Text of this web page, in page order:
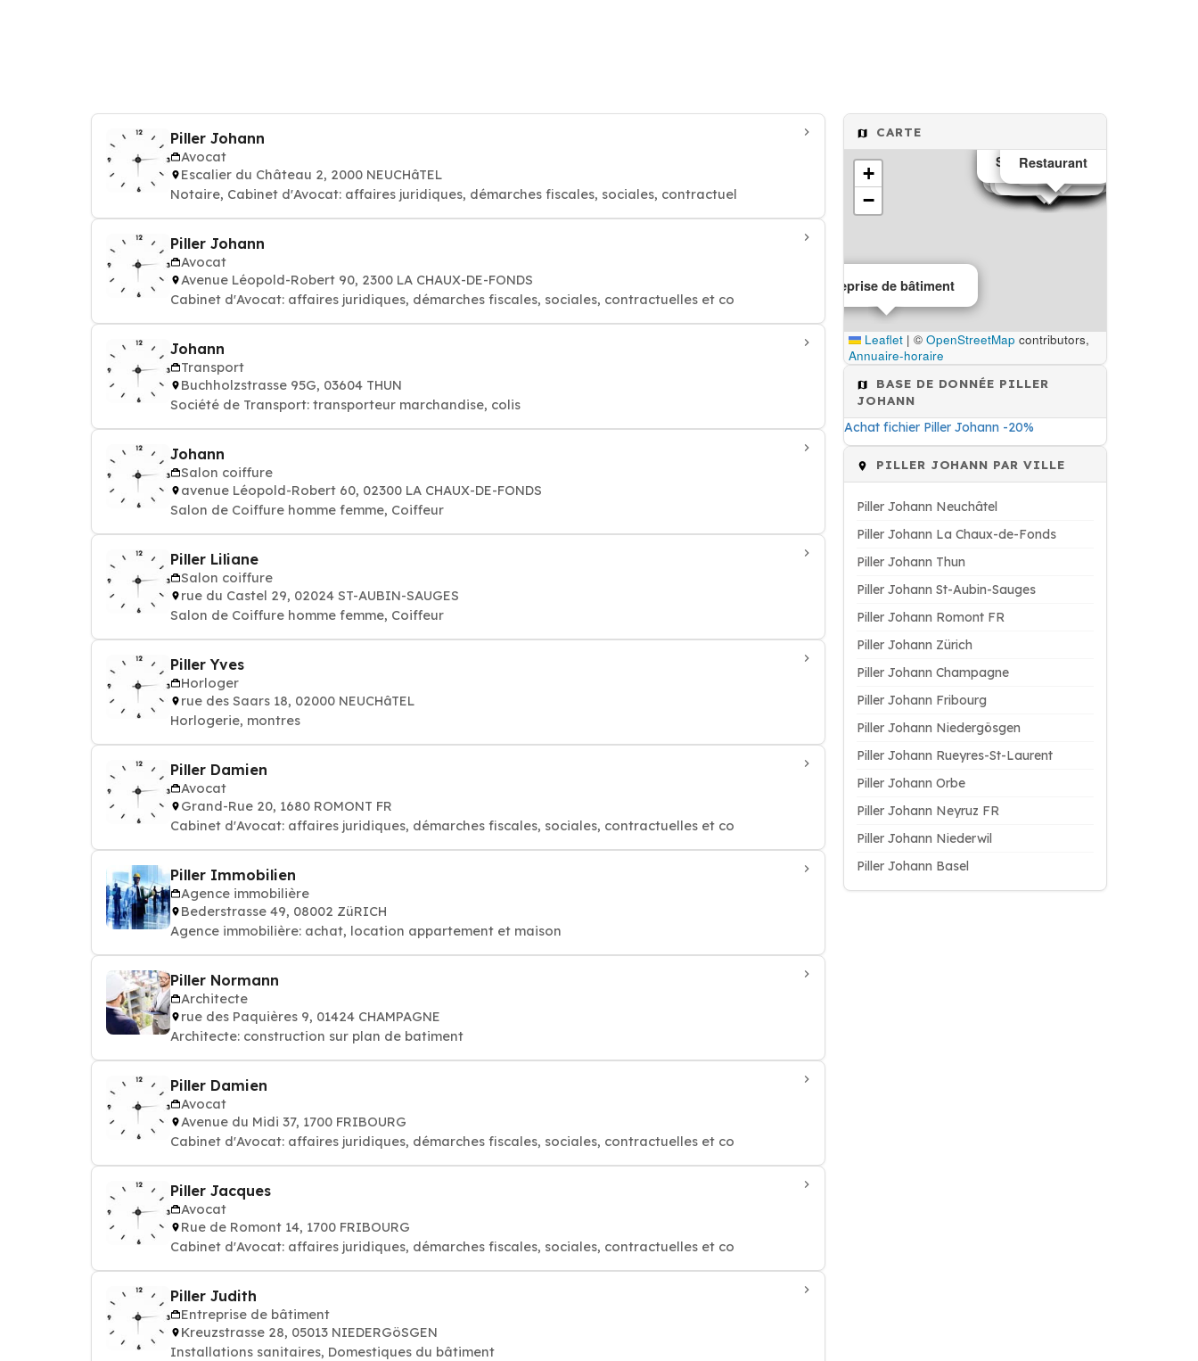
Piller Johann
Avocat
Escalier du Château 2, 2000 NEUCHâTEL
Notaire, Cabinet d'Avocat: affaires juridiques, démarches fiscales, sociales, contractuel
Piller Johann
Avocat
Avenue Léopold-Robert 90, 2300 LA CHAUX-DE-FONDS
Cabinet d'Avocat: affaires juridiques, démarches fiscales, sociales, contractuelles et co
Johann
Transport
Buchholzstrasse 95G, 03604 THUN
Société de Transport: transporteur marchandise, colis
Johann
Salon coiffure
avenue Léopold-Robert 60, 02300 LA CHAUX-DE-FONDS
Salon de Coiffure homme femme, Coiffeur
Piller Liliane
Salon coiffure
rue du Castel 29, 02024 ST-AUBIN-SAUGES
Salon de Coiffure homme femme, Coiffeur
Piller Yves
Horloger
rue des Saars 18, 02000 NEUCHâTEL
Horlogerie, montres
Piller Damien
Avocat
Grand-Rue 20, 1680 ROMONT FR
Cabinet d'Avocat: affaires juridiques, démarches fiscales, sociales, contractuelles et co
Piller Immobilien
Agence immobilière
Bederstrasse 49, 08002 ZüRICH
Agence immobilière: achat, location appartement et maison
Piller Normann
Architecte
rue des Paquières 9, 01424 CHAMPAGNE
Architecte: construction sur plan de batiment
Piller Damien
Avocat
Avenue du Midi 37, 1700 FRIBOURG
Cabinet d'Avocat: affaires juridiques, démarches fiscales, sociales, contractuelles et co
Piller Jacques
Avocat
Rue de Romont 14, 1700 FRIBOURG
Cabinet d'Avocat: affaires juridiques, démarches fiscales, sociales, contractuelles et co
Piller Judith
Entreprise de bâtiment
Kreuzstrasse 28, 05013 NIEDERGöSGEN
Installations sanitaires, Domestiques du bâtiment
CARTE
Avocat
Avocat
Salon coiffure
Salon coiffure
Horloger
Agence immobilière
Architecte
Avocat
Avocat
Entreprise de bâtiment
Avocat
Serrurier
Salons de thé café
Restaurant
+
−
Leaflet | © OpenStreetMap contributors,
Annuaire-horaire
BASE DE DONNÉE PILLER
JOHANN
Achat fichier Piller Johann -20%
PILLER JOHANN PAR VILLE
Piller Johann Neuchâtel
Piller Johann La Chaux-de-Fonds
Piller Johann Thun
Piller Johann St-Aubin-Sauges
Piller Johann Romont FR
Piller Johann Zürich
Piller Johann Champagne
Piller Johann Fribourg
Piller Johann Niedergösgen
Piller Johann Rueyres-St-Laurent
Piller Johann Orbe
Piller Johann Neyruz FR
Piller Johann Niederwil
Piller Johann Basel